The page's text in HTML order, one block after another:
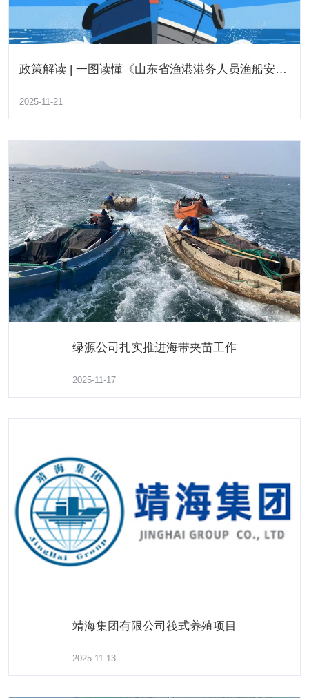
“鲁荣远渔运678”远洋运输船归港卸货并重返渔场
了解更多
2025-04-08
“鲁荣远渔运789”远洋运输船归港卸货
了解更多
2025-04-02
绿源公司全面打响海带收割攻坚战
政策解读 | 一图读懂《山东省渔港港务人员渔船安全
2025-11-21
绿源公司扎实推进海带夹苗工作
2025-11-17
靖海集团有限公司筏式养殖项目
2025-11-13